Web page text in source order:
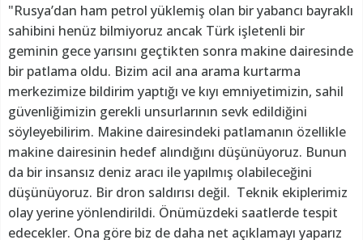
"Rusya’dan ham petrol yüklemiş olan bir yabancı bayraklı
sahibini henüz bilmiyoruz ancak Türk işletenli bir
geminin gece yarısını geçtikten sonra makine dairesinde
bir patlama oldu. Bizim acil ana arama kurtarma
merkezimize bildirim yaptığı ve kıyı emniyetimizin, sahil
güvenliğimizin gerekli unsurlarının sevk edildiğini
söyleyebilirim. Makine dairesindeki patlamanın özellikle
makine dairesinin hedef alındığını düşünüyoruz. Bunun
da bir insansız deniz aracı ile yapılmış olabileceğini
düşünüyoruz. Bir dron saldırısı değil. Teknik ekiplerimiz
olay yerine yönlendirildi. Önümüzdeki saatlerde tespit
edecekler. Ona göre biz de daha net açıklamayı yaparız